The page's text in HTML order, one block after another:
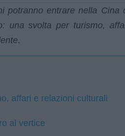
potranno entrare nella Cina
una svolta per turismo,
affari e relazioni culturali
al vertice